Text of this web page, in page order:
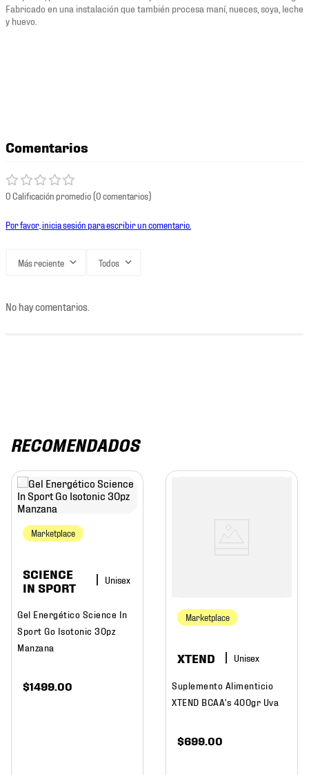
Fabricado en una instalación que también procesa maní, nueces, soya, leche
y huevo.
Comentarios
0 Calificación promedio(0 comentarios)
Por favor, inicia sesión para escribir un comentario.
Más reciente Todos
No hay comentarios.
RECOMENDADOS
Marketplace
SCIENCE
IN SPORT
Gel Energético Science In
Sport Go Isotonic 30pz
Manzana
$1499 00
Marketplace
XTEND
Suplemento Alimenticio
XTEND BCAA's 400gr Uva
$699 00